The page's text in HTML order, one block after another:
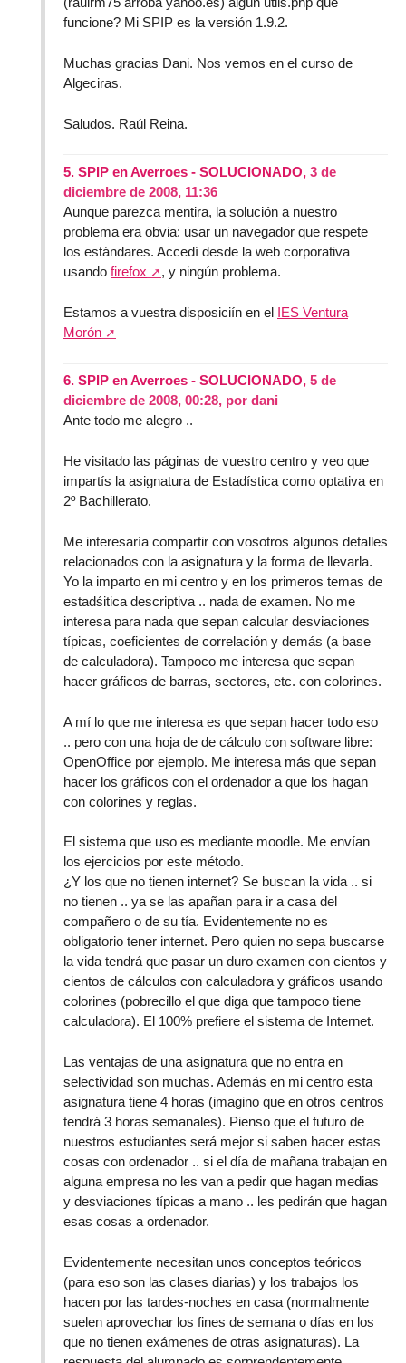
funcione? Mi SPIP es la versión 1.9.2.
Muchas gracias Dani. Nos vemos en el curso de
Algeciras.
Saludos. Raúl Reina.
5. SPIP en Averroes - SOLUCIONADO, 3 de
diciembre de 2008, 11:36
Aunque parezca mentira, la solución a nuestro
problema era obvia: usar un navegador que respete
los estándares. Accedí desde la web corporativa
usando firefox , y ningún problema.
Estamos a vuestra disposiciín en el IES Ventura
Morón
6. SPIP en Averroes - SOLUCIONADO, 5 de
diciembre de 2008, 00:28, por dani
Ante todo me alegro ..
He visitado las páginas de vuestro centro y veo que
impartís la asignatura de Estadística como optativa en
2º Bachillerato.
Me interesaría compartir con vosotros algunos detalles
relacionados con la asignatura y la forma de llevarla.
Yo la imparto en mi centro y en los primeros temas de
estadśitica descriptiva .. nada de examen. No me
interesa para nada que sepan calcular desviaciones
típicas, coeficientes de correlación y demás (a base
de calculadora). Tampoco me interesa que sepan
hacer gráficos de barras, sectores, etc. con colorines.
A mí lo que me interesa es que sepan hacer todo eso
.. pero con una hoja de de cálculo con software libre:
OpenOffice por ejemplo. Me interesa más que sepan
hacer los gráficos con el ordenador a que los hagan
con colorines y reglas.
El sistema que uso es mediante moodle. Me envían
los ejercicios por este método.
¿Y los que no tienen internet? Se buscan la vida .. si
no tienen .. ya se las apañan para ir a casa del
compañero o de su tía. Evidentemente no es
obligatorio tener internet. Pero quien no sepa buscarse
la vida tendrá que pasar un duro examen con cientos y
cientos de cálculos con calculadora y gráficos usando
colorines (pobrecillo el que diga que tampoco tiene
calculadora). El 100% prefiere el sistema de Internet.
Las ventajas de una asignatura que no entra en
selectividad son muchas. Además en mi centro esta
asignatura tiene 4 horas (imagino que en otros centros
tendrá 3 horas semanales). Pienso que el futuro de
nuestros estudiantes será mejor si saben hacer estas
cosas con ordenador .. si el día de mañana trabajan en
alguna empresa no les van a pedir que hagan medias
y desviaciones típicas a mano .. les pedirán que hagan
esas cosas a ordenador.
Evidentemente necesitan unos conceptos teóricos
(para eso son las clases diarias) y los trabajos los
hacen por las tardes-noches en casa (normalmente
suelen aprovechar los fines de semana o días en los
que no tienen exámenes de otras asignaturas). La